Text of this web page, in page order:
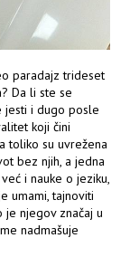
paradajz trideset
Da li ste se
jesti i dugo posle
koji čini
toliko su uvrežena
bez njih, a jedna
i nauke o jeziku,
umami, tajnoviti
je njegov značaj u
nadmašuje